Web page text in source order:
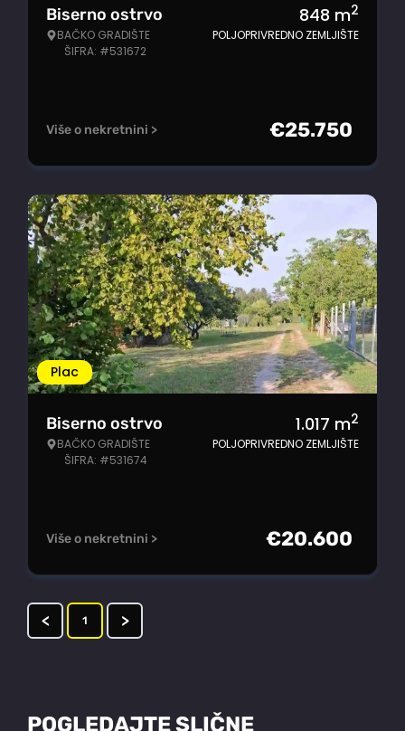
Biserno ostrvo
BAČKO GRADIŠTE
ŠIFRA: #531672
848 m2
POLJOPRIVREDNO ZEMLJIŠTE
Više o nekretnini > €25.750
Plac
Biserno ostrvo
BAČKO GRADIŠTE
ŠIFRA: #531674
1.017 m2
POLJOPRIVREDNO ZEMLJIŠTE
Više o nekretnini > €20.600
< 1 >
POGLEDAJTE SLIČNE